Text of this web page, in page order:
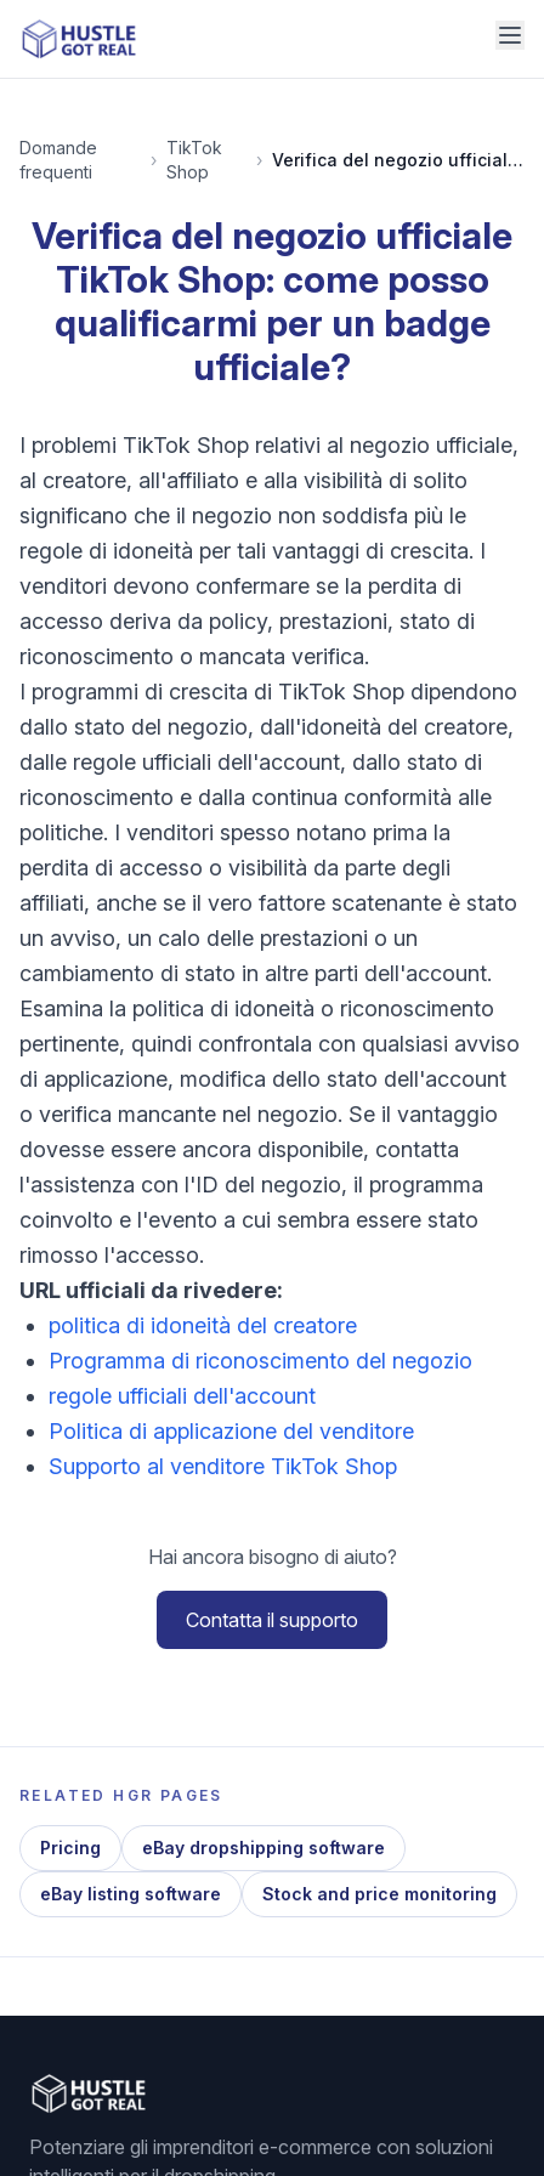
Domande
frequenti
›
TikTok
Shop
› Verifica del negozio ufficiale TikTok Shop: come posso qualificarmi per un badge ufficiale?
Verifica del negozio ufficiale
TikTok Shop: come posso
qualificarmi per un badge
ufficiale?
I problemi TikTok Shop relativi al negozio ufficiale,
al creatore, all'affiliato e alla visibilità di solito
significano che il negozio non soddisfa più le
regole di idoneità per tali vantaggi di crescita. I
venditori devono confermare se la perdita di
accesso deriva da policy, prestazioni, stato di
riconoscimento o mancata verifica.
I programmi di crescita di TikTok Shop dipendono
dallo stato del negozio, dall'idoneità del creatore,
dalle regole ufficiali dell'account, dallo stato di
riconoscimento e dalla continua conformità alle
politiche. I venditori spesso notano prima la
perdita di accesso o visibilità da parte degli
affiliati, anche se il vero fattore scatenante è stato
un avviso, un calo delle prestazioni o un
cambiamento di stato in altre parti dell'account.
Esamina la politica di idoneità o riconoscimento
pertinente, quindi confrontala con qualsiasi avviso
di applicazione, modifica dello stato dell'account
o verifica mancante nel negozio. Se il vantaggio
dovesse essere ancora disponibile, contatta
l'assistenza con l'ID del negozio, il programma
coinvolto e l'evento a cui sembra essere stato
rimosso l'accesso.
URL ufficiali da rivedere:
politica di idoneità del creatore
Programma di riconoscimento del negozio
regole ufficiali dell'account
Politica di applicazione del venditore
Supporto al venditore TikTok Shop
Hai ancora bisogno di aiuto?
Contatta il supporto
RELATED HGR PAGES
Pricing eBay dropshipping software
eBay listing software Stock and price monitoring
Potenziare gli imprenditori e-commerce con soluzioni